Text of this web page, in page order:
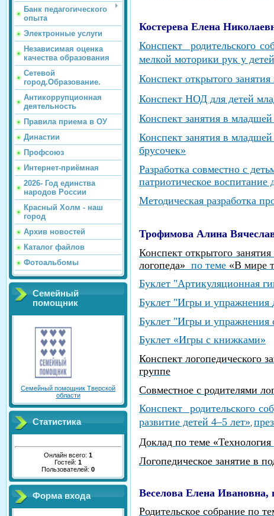
Банк педагогического
опыта
Электронные услуги
Независимая оценка
качества образования
Сетевой
город.Образование.
Антикоррупционная
деятельность
Правила приема в ОУ
Династии
Профсоюз
Интернет-приёмная
2026- Год единства
народов России
Красный Холм - наш
город
Архив новостей
Каталог файлов
Фотоальбомы
Семейный
помощник
Семейный помощник Тверской
области
Статистика
Онлайн всего: 1
Гостей: 1
Пользователей: 0
Форма входа
Костерева Елена
Конспект родительского
мелкой моторики рук у
Конспект открытого
Конспект НОД для детей
Конспект занятия в
Конспект занятия в
брусочек»
Разработка совместно с
патриотическое воспитание
Методическая разработка
Трофимова Алина
Конспект открытого
логопеда» по теме «В мире
Буклет "Артикуляционная
Буклет "Игры и упражнения
Буклет "Игры и упражнения
Буклет «Игры с книжками»
Конспект логопедического
группе
Совместное с родителями
Конспект родительского
развитие детей 4–5 лет»
Доклад по теме
Логопедическое занятие в
Веселова Елена Ивановна,
Родительское собрание по